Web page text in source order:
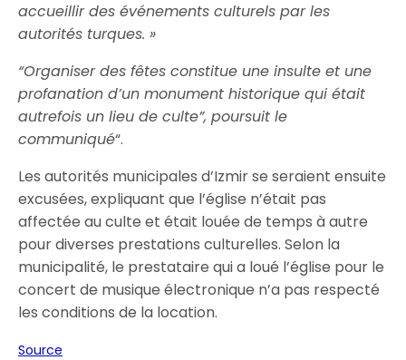
accueillir des événements culturels par les
autorités turques. »
“Organiser des fêtes constitue une insulte et une
profanation d’un monument historique qui était
autrefois un lieu de culte”, poursuit le
communiqué“.
Les autorités municipales d’Izmir se seraient ensuite
excusées, expliquant que l’église n’était pas
affectée au culte et était louée de temps à autre
pour diverses prestations culturelles. Selon la
municipalité, le prestataire qui a loué l’église pour le
concert de musique électronique n’a pas respecté
les conditions de la location.
Source